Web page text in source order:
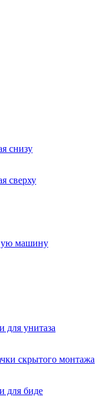
снизу
сверху
машину
для унитаза
скрытого монтажа
для биде